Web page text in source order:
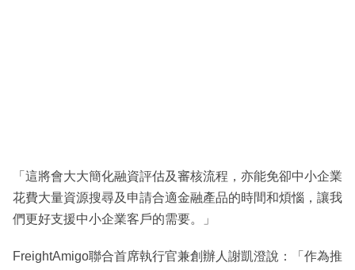
「這將會大大簡化融資評估及審核流程，亦能免卻中小企業
花費大量資源搜尋及申請合適金融產品的時間和煩惱，讓我
們更好支援中小企業客戶的需要。」
FreightAmigo聯合首席執行官兼創辦人謝凱澄說：「作為推